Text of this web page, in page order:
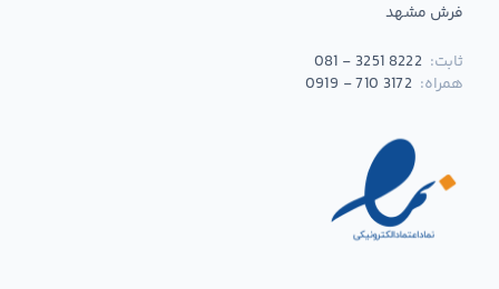
فرش مشهد
ثابت: 081 - 3251 8222
همراه: 0919 - 710 3172